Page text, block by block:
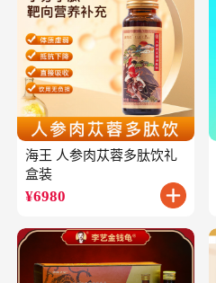
海王 人参肉苁蓉多肽饮礼
盒装
¥6980